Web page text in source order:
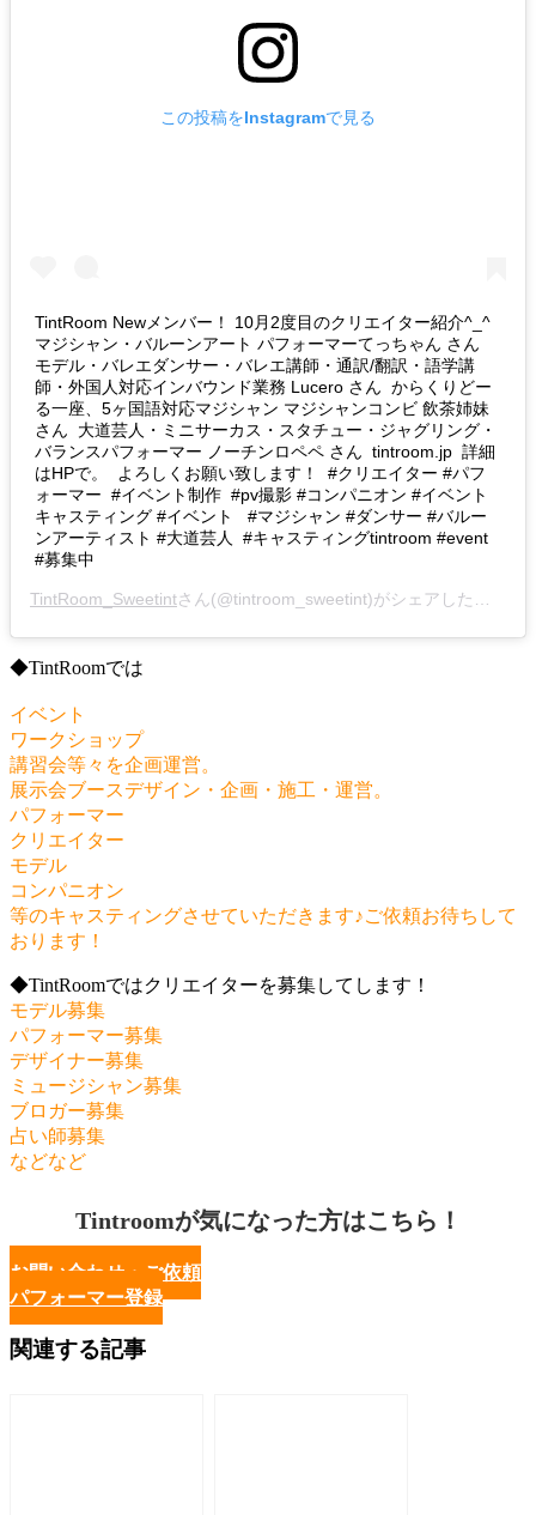
この投稿をInstagramで見る
TintRoom Newメンバー！ 10月2度目のクリエイター紹介^_^
マジシャン・バルーンアート パフォーマーてっちゃん さん
モデル・バレエダンサー・バレエ講師・通訳/翻訳・語学講
師・外国人対応インバウンド業務 Lucero さん からくりどー
る一座、5ヶ国語対応マジシャン マジシャンコンビ 飲茶姉妹
さん 大道芸人 ・ミニサーカス・スタチュー・ジャグリング・
バランスパフォーマー ノーチンロペペ さん tintroom.jp 詳細
はHPで。 よろしくお願い致します！ #クリエイター #パフ
ォーマー #イベント制作 #pv撮影 #コンパニオン #イベント
キャスティング #イベント #マジシャン #ダンサー #バルー
ンアーティスト #大道芸人 #キャスティングtintroom #event
#募集中
TintRoom_Sweetintさん(@tintroom_sweetint)がシェアした投稿 –
◆TintRoomでは
イベント
ワークショップ
講習会等々を企画運営。
展示会ブースデザイン・企画・施工・運営。
パフォーマー
クリエイター
モデル
コンパニオン
等のキャスティングさせていただきます♪ご依頼お待ちして
おります！
◆TintRoomではクリエイターを募集してします！
モデル募集
パフォーマー募集
デザイナー募集
ミュージシャン募集
ブロガー募集
占い師募集
などなど
Tintroomが気になった方はこちら！
お問い合わせ・ご依頼
パフォーマー登録
関連する記事